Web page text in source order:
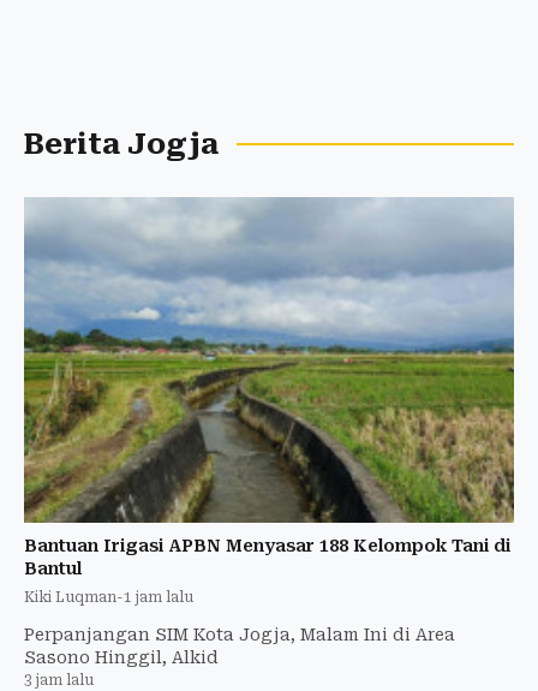
Berita Jogja
Bantuan Irigasi APBN Menyasar 188 Kelompok Tani di
Bantul
Kiki Luqman-1 jam lalu
Perpanjangan SIM Kota Jogja, Malam Ini di Area
Sasono Hinggil, Alkid
3 jam lalu